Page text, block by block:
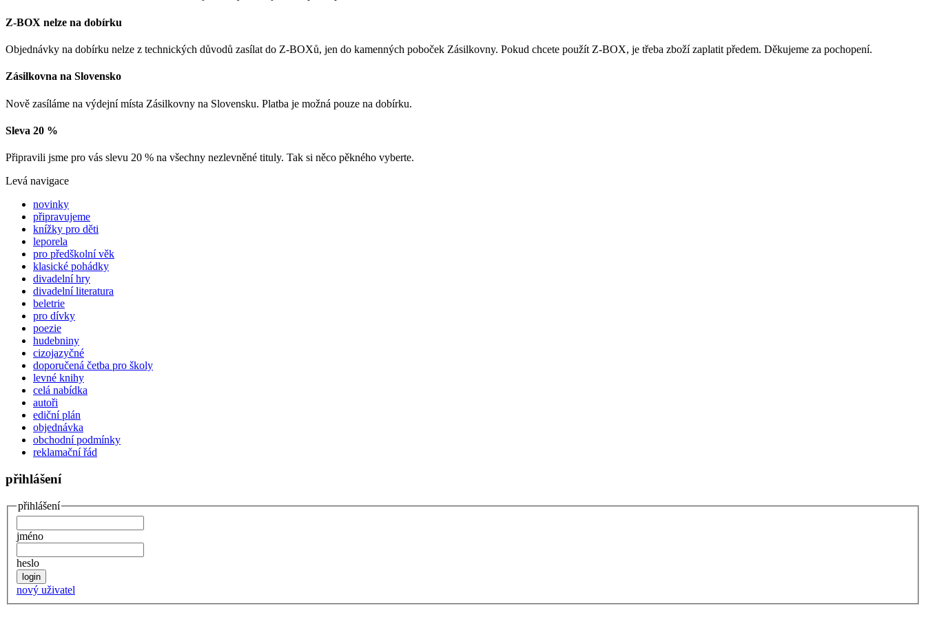
Z-BOX nelze na dobírku
Objednávky na dobírku nelze z technických důvodů zasílat do Z-BOXů, jen do kamenných poboček Zásilkovny. Pokud chcete použít Z-BOX, je třeba zboží zaplatit předem. Děkujeme za pochopení.
Zásilkovna na Slovensko
Nově zasíláme na výdejní místa Zásilkovny na Slovensku. Platba je možná pouze na dobírku.
Sleva 20 %
Připravili jsme pro vás slevu 20 % na všechny nezlevněné tituly. Tak si něco pěkného vyberte.
Levá navigace
novinky
připravujeme
knížky pro děti
leporela
pro předškolní věk
klasické pohádky
divadelní hry
divadelní literatura
beletrie
pro dívky
poezie
hudebniny
cizojazyčné
doporučená četba pro školy
levné knihy
celá nabídka
autoři
ediční plán
objednávka
obchodní podmínky
reklamační řád
přihlášení
přihlášení
jméno
heslo
nový uživatel